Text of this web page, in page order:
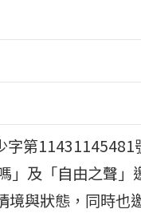
第11431145481
」及「自由之聲
與狀態，同時也